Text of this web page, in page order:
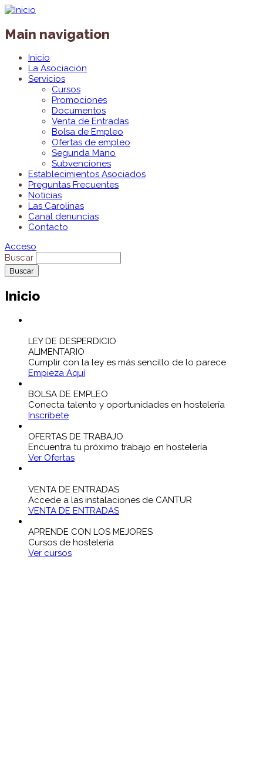
Main navigation
Inicio
La Asociación
Servicios
Cursos
Promociones
Documentos
Venta de Entradas
Bolsa de Empleo
Ofertas de empleo
Segunda Mano
Subvenciones
Establecimientos Asociados
Preguntas Frecuentes
Noticias
Las Carolinas
Canal denuncias
Contacto
Acceso
Buscar
Inicio
LEY DE DESPERDICIO
ALIMENTARIO
Cumplir con la ley es más sencillo de lo parece
Empieza Aquí
BOLSA DE EMPLEO
Conecta talento y oportunidades en hostelería
Inscríbete
OFERTAS DE TRABAJO
Encuentra tu próximo trabajo en hostelería
Ver Ofertas
VENTA DE ENTRADAS
Accede a las instalaciones de CANTUR
VENTA DE ENTRADAS
APRENDE CON LOS MEJORES
Cursos de hostelería
Ver cursos